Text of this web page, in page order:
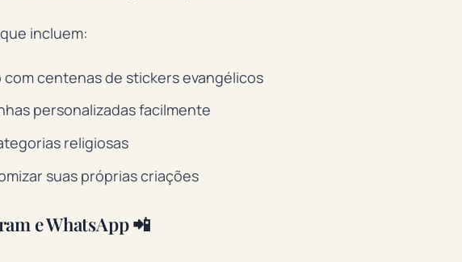
incluem:
com centenas de stickers evangélicos
personalizadas facilmente
religiosas
suas próprias criações
e WhatsApp 📲